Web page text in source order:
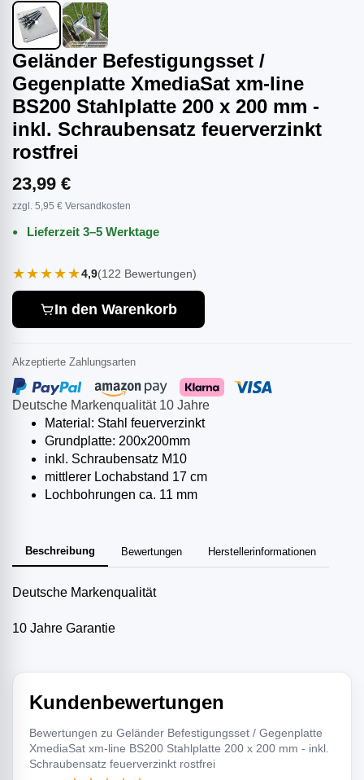
Geländer Befestigungsset /
Gegenplatte XmediaSat xm-line
BS200 Stahlplatte 200 x 200 mm -
inkl. Schraubensatz feuerverzinkt
rostfrei
Deutsche Markenqualität 10 Jahre
Material: Stahl feuerverzinkt
Grundplatte: 200x200mm
inkl. Schraubensatz M10
mittlerer Lochabstand 17 cm
Lochbohrungen ca. 11 mm
Beschreibung Bewertungen Herstellerinformationen
Deutsche Markenqualität
10 Jahre Garantie
Kundenbewertungen
Bewertungen zu Geländer Befestigungsset / Gegenplatte
XmediaSat xm-line BS200 Stahlplatte 200 x 200 mm - inkl.
Schraubensatz feuerverzinkt rostfrei
23,99 €
zzgl. 5,95 € Versandkosten
Lieferzeit 3–5 Werktage
★★★★★4,9(122 Bewertungen)
In den Warenkorb
Akzeptierte Zahlungsarten